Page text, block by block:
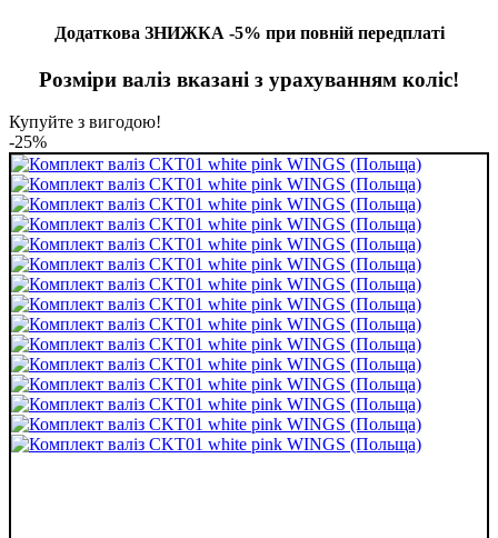
Додаткова ЗНИЖКА -5% при повній передплаті
Розміри валіз вказані з урахуванням коліс!
Купуйте з вигодою!
-25%